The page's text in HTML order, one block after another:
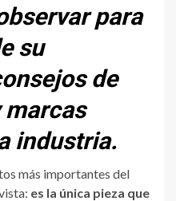
para
su
de
industria.
más importantes del
es la única pieza que